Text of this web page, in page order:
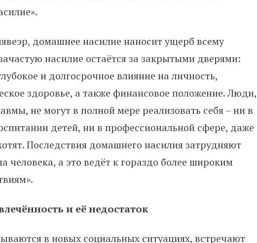
домашнее насилие наносит ущерб всему
насилие остаётся за закрытыми дверями:
и долгосрочное влияние на личность,
здоровье, а также финансовое положение. Люди,
не могут в полной мере реализовать себя – ни в
детей, ни в профессиональной сфере, даже
Последствия домашнего насилия затрудняют
человека, а это ведёт к гораздо более широким
и её недостаток
в новых социальных ситуациях, встречают